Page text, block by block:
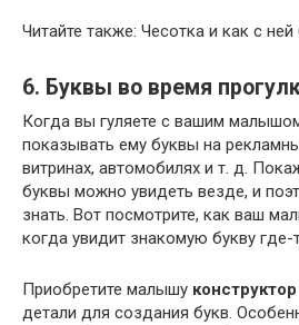
Читайте также: Чесотка и как с ней
6. Буквы во время
Когда вы гуляете с вашим
показывать ему буквы на
витринах, автомобилях и т. д.
буквы можно увидеть везде, и
знать. Вот посмотрите, как ваш
когда увидит знакомую букву где-
Приобретите малышу конструктор
детали для создания букв.